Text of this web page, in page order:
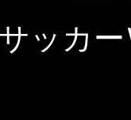
カー